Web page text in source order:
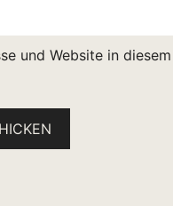
und Website in